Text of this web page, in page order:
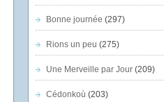
Bonne journée (297)
Rions un peu (275)
Une Merveille par Jour(209)
Cédonkoù (203)